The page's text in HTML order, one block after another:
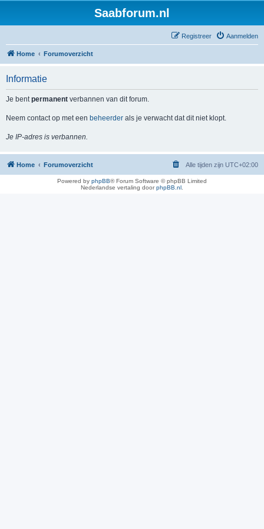
Saabforum.nl
Aanmelden
Registreer
Home Forumoverzicht
Informatie
Je bentpermanent verbannen van dit forum.
Neem contact op met een beheerder als je verwacht dat dit niet klopt.
Je IP-adres is verbannen.
Home Forumoverzicht Alle tijden zijn UTC+02:00
Powered by phpBB® Forum Software © phpBB Limited
Nederlandse vertaling doorphpBB.nl